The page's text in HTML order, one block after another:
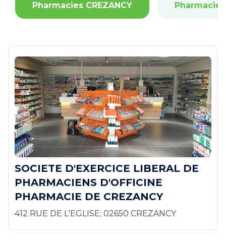
Pharmacies CREZANCY Pharmacies
SOCIETE D'EXERCICE LIBERAL DE
PHARMACIENS D'OFFICINE
PHARMACIE DE CREZANCY
412 RUE DE L'EGLISE; 02650 CREZANCY